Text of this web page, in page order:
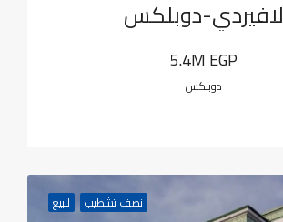
لافيردي-دوبلكس
5.4M EGP
دوبلكس
نصف تشطيب للبيع